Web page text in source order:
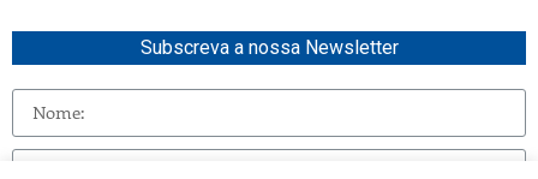
Subscreva a nossa Newsletter